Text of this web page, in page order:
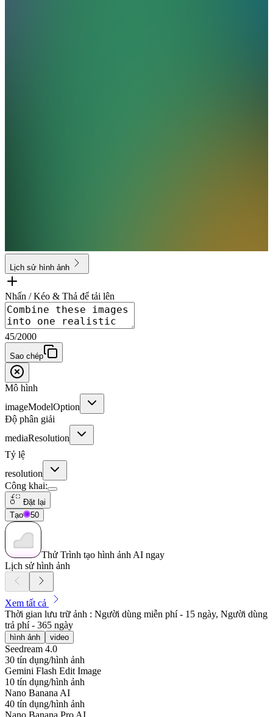
Lịch sử hình ảnh
Nhấn / Kéo & Thả để tải lên
45/2000
Sao chép
Mô hình
imageModelOption
Độ phân giải
mediaResolution
Tỷ lệ
resolution
Công khai:
Đặt lại
Tạo
50
Thử Trình tạo hình ảnh AI ngay
Lịch sử hình ảnh
Xem tất cả
Thời gian lưu trữ ảnh : Người dùng miễn phí - 15 ngày, Người dùng
trả phí - 365 ngày
hình ảnh video
Seedream 4.0
30 tín dụng/hình ảnh
Gemini Flash Edit Image
10 tín dụng/hình ảnh
Nano Banana AI
40 tín dụng/hình ảnh
Nano Banana Pro AI